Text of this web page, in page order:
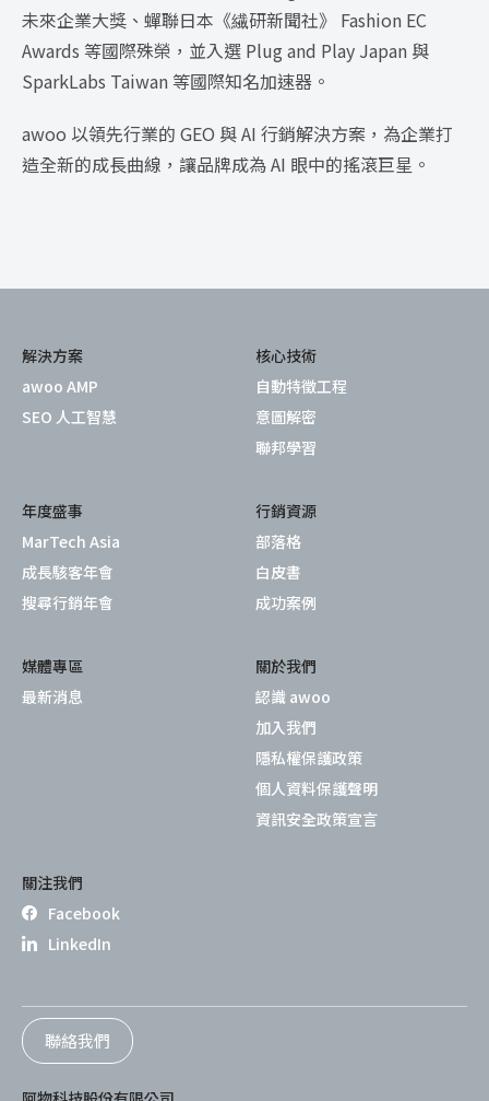
未來企業大獎、蟬聯日本《繊研新聞社》 Fashion EC
Awards 等國際殊榮，並入選 Plug and Play Japan 與
SparkLabs Taiwan 等國際知名加速器。
awoo 以領先行業的 GEO 與 AI 行銷解決方案，為企業打
造全新的成長曲線，讓品牌成為 AI 眼中的搖滾巨星。
解決方案
awoo AMP
SEO 人工智慧
核心技術
自動特徵工程
意圖解密
聯邦學習
年度盛事
MarTech Asia
成長駭客年會
搜尋行銷年會
行銷資源
部落格
白皮書
成功案例
媒體專區
最新消息
關於我們
認識 awoo
加入我們
隱私權保護政策
個人資料保護聲明
資訊安全政策宣言
關注我們
Facebook
LinkedIn
聯絡我們